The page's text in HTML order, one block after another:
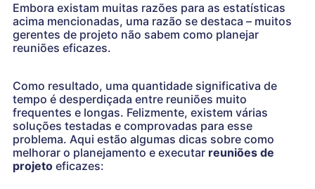
Embora existam muitas razões para as estatísticas
acima mencionadas, uma razão se destaca – muitos
gerentes de projeto não sabem como planejar
reuniões eficazes.
Como resultado, uma quantidade significativa de
tempo é desperdiçada entre reuniões muito
frequentes e longas. Felizmente, existem várias
soluções testadas e comprovadas para esse
problema. Aqui estão algumas dicas sobre como
melhorar o planejamento e executar reuniões de
projeto eficazes: